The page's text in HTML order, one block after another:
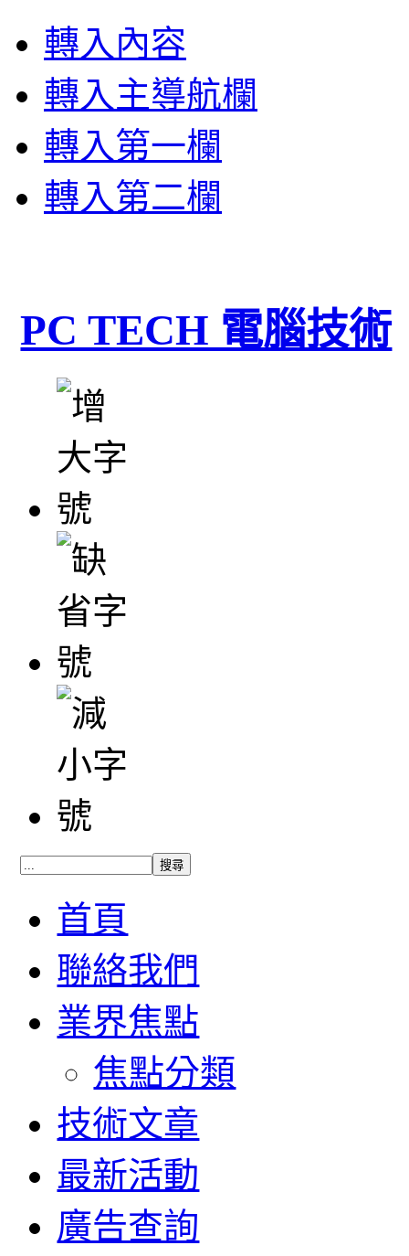
轉入內容
轉入主導航欄
轉入第一欄
轉入第二欄
PC TECH 電腦技術
首頁
聯絡我們
業界焦點
焦點分類
技術文章
最新活動
廣告查詢